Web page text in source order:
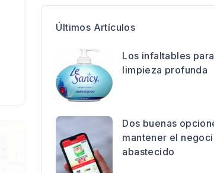
Últimos Artículos
Los infaltables
limpieza profunda
Dos buenas
mantener el
abastecido